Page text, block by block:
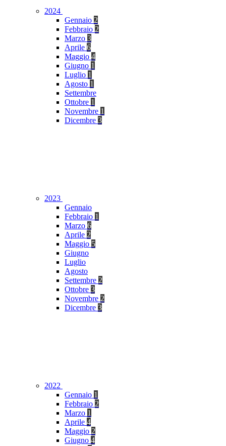
2024
Gennaio 2
Febbraio 2
Marzo 3
Aprile 6
Maggio 4
Giugno 1
Luglio 1
Agosto 1
Settembre
Ottobre 1
Novembre 1
Dicembre 3
2023
Gennaio
Febbraio 1
Marzo 6
Aprile 2
Maggio 5
Giugno
Luglio
Agosto
Settembre 2
Ottobre 3
Novembre 2
Dicembre 3
2022
Gennaio 1
Febbraio 2
Marzo 1
Aprile 4
Maggio 2
Giugno 4